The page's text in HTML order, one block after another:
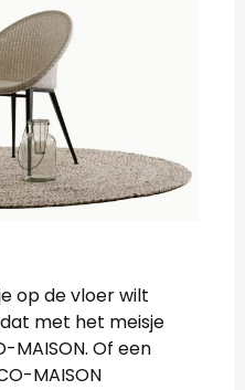
op de vloer wilt
met het meisje
MAISON. Of een
MAISON